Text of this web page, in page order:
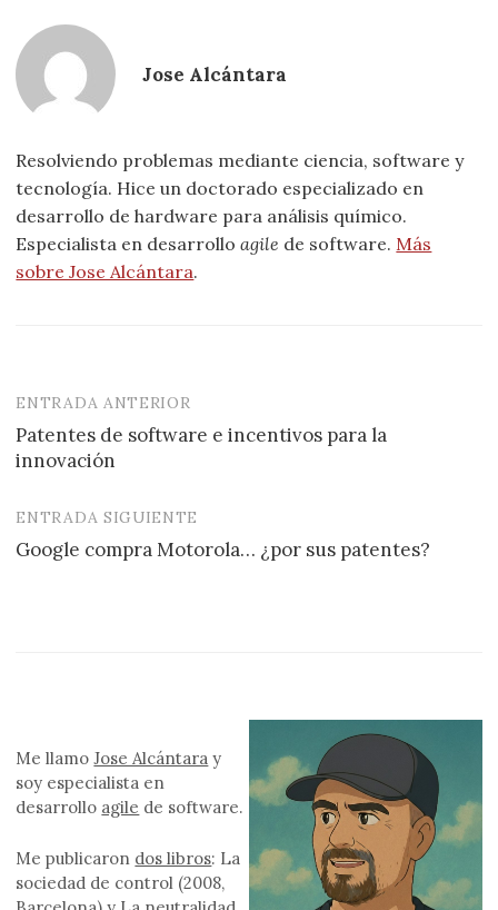
Jose Alcántara
Resolviendo problemas mediante ciencia, software y
tecnología. Hice un doctorado especializado en
desarrollo de hardware para análisis químico.
Especialista en desarrolloagile de software. Más
sobre Jose Alcántara.
Navegación
de
ENTRADA ANTERIOR
Patentes de software e incentivos para la
innovación
ENTRADA SIGUIENTE
Google compra Motorola… ¿por sus patentes?
Me llamoJose Alcántara y
soy especialista en
desarrollo agile de software.
Me publicaron dos libros: La
sociedad de control (2008,